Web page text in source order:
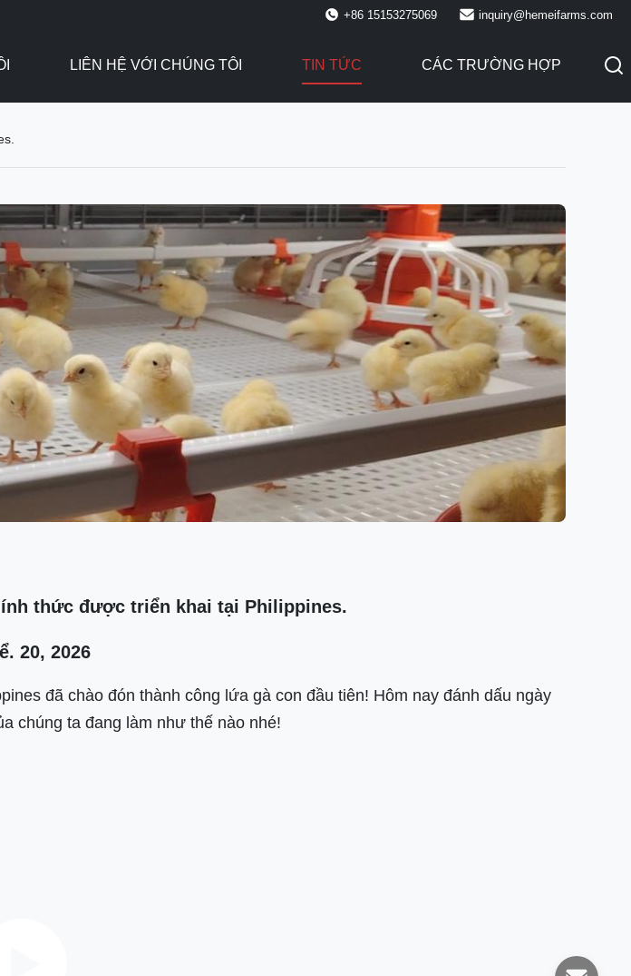
+86 15153275069 inquiry@hemeifarms.com
LIÊN HỆ VỚI CHÚNG TÔI TIN TỨC CÁC TRƯỜNG HỢP
thức được triển khai tại Philippines.
20, 2026
đã chào đón thành công lứa gà con đầu tiên! Hôm nay đánh dấu ngày
chúng ta đang làm như thế nào nhé!